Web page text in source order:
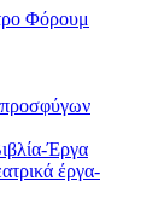
Φόρουμ
Έργα
έργα-